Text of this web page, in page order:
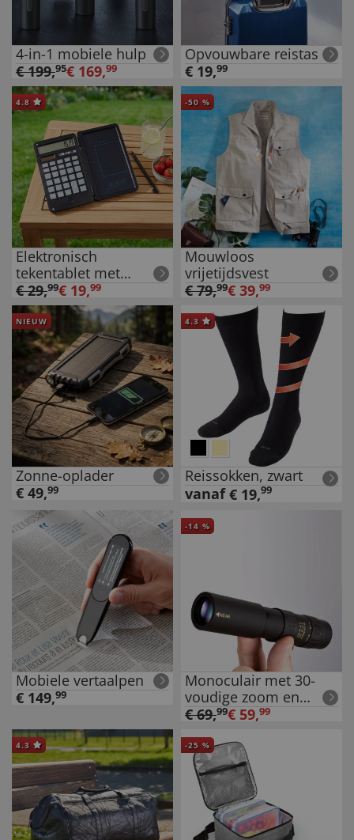
4-in-1 mobiele hulp
€199,95€ 169,99
Opvouwbare reistas
€ 19,99
4.8
Elektronisch
tekentablet met
rekenmachine
€29,99€ 19,99
-50 %
Mouwloos
vrijetijdsvest
€79,99€ 39,99
NIEUW
Zonne-oplader
€ 49,99
4.3
Reissokken, zwart
vanaf € 19,99
Mobiele vertaalpen
€ 149,99
-14 %
Monoculair met 30-
voudige zoom en
macro
€69,99€ 59,99
4.3 -25 %